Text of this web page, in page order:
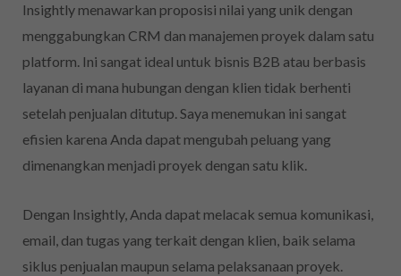
Insightly menawarkan proposisi nilai yang unik dengan
menggabungkan CRM dan manajemen proyek dalam satu
platform. Ini sangat ideal untuk bisnis B2B atau berbasis
layanan di mana hubungan dengan klien tidak berhenti
setelah penjualan ditutup. Saya menemukan ini sangat
efisien karena Anda dapat mengubah peluang yang
dimenangkan menjadi proyek dengan satu klik.
Dengan Insightly, Anda dapat melacak semua komunikasi,
email, dan tugas yang terkait dengan klien, baik selama
siklus penjualan maupun selama pelaksanaan proyek.